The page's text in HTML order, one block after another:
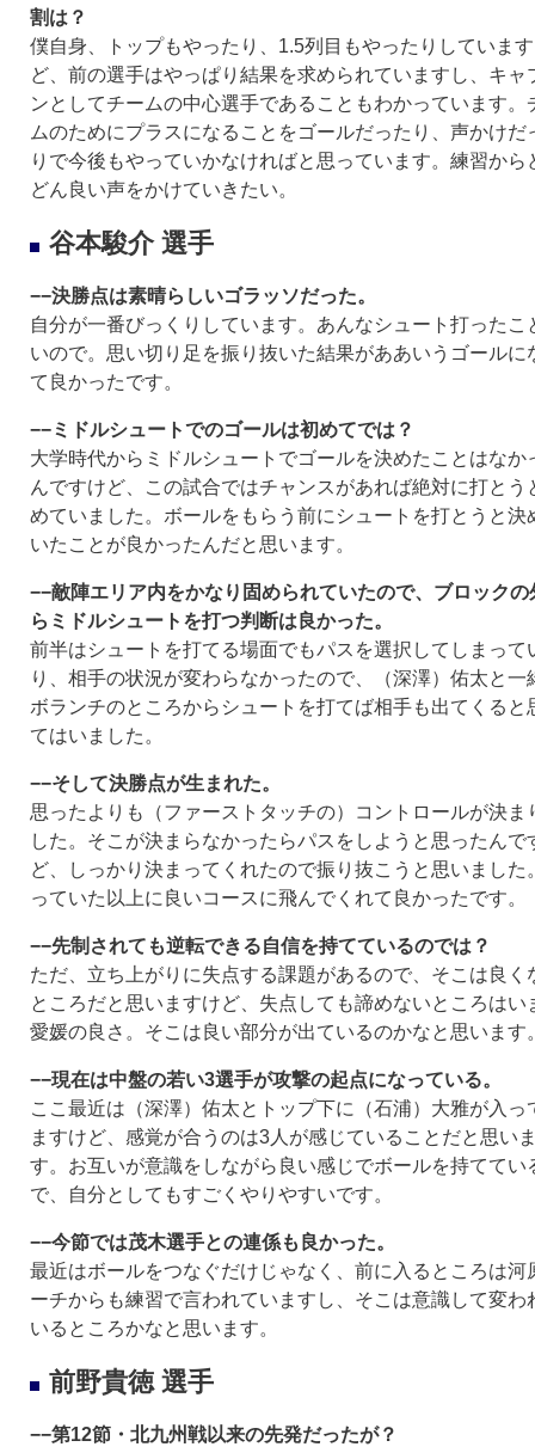
割は？
僕自身、トップもやったり、1.5列目もやったりしていま
ど、前の選手はやっぱり結果を求められていますし、キャ
ンとしてチームの中心選手であることもわかっています。
ムのためにプラスになることをゴールだったり、声かけだ
りで今後もやっていかなければと思っています。練習から
どん良い声をかけていきたい。
谷本駿介 選手
−−決勝点は素晴らしいゴラッソだった。
自分が一番びっくりしています。あんなシュート打ったこ
いので。思い切り足を振り抜いた結果がああいうゴールに
て良かったです。
−−ミドルシュートでのゴールは初めてでは？
大学時代からミドルシュートでゴールを決めたことはなか
んですけど、この試合ではチャンスがあれば絶対に打とう
めていました。ボールをもらう前にシュートを打とうと決
いたことが良かったんだと思います。
−−敵陣エリア内をかなり固められていたので、ブロックの
らミドルシュートを打つ判断は良かった。
前半はシュートを打てる場面でもパスを選択してしまって
り、相手の状況が変わらなかったので、（深澤）佑太と一
ボランチのところからシュートを打てば相手も出てくると
てはいました。
−−そして決勝点が生まれた。
思ったよりも（ファーストタッチの）コントロールが決ま
した。そこが決まらなかったらパスをしようと思ったんで
ど、しっかり決まってくれたので振り抜こうと思いました
っていた以上に良いコースに飛んでくれて良かったです。
−−先制されても逆転できる自信を持てているのでは？
ただ、立ち上がりに失点する課題があるので、そこは良く
ところだと思いますけど、失点しても諦めないところはい
愛媛の良さ。そこは良い部分が出ているのかなと思います
−−現在は中盤の若い3選手が攻撃の起点になっている。
ここ最近は（深澤）佑太とトップ下に（石浦）大雅が入っ
ますけど、感覚が合うのは3人が感じていることだと思い
す。お互いが意識をしながら良い感じでボールを持ててい
で、自分としてもすごくやりやすいです。
−−今節では茂木選手との連係も良かった。
最近はボールをつなぐだけじゃなく、前に入るところは河
ーチからも練習で言われていますし、そこは意識して変わ
いるところかなと思います。
前野貴徳 選手
−−第12節・北九州戦以来の先発だったが？